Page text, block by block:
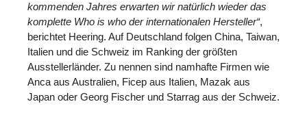
kommenden Jahres erwarten wir natürlich wieder das
komplette Who is who der internationalen Hersteller“,
berichtet Heering. Auf Deutschland folgen China, Taiwan,
Italien und die Schweiz im Ranking der größten
Ausstellerländer. Zu nennen sind namhafte Firmen wie
Anca aus Australien, Ficep aus Italien, Mazak aus
Japan oder Georg Fischer und Starrag aus der Schweiz.